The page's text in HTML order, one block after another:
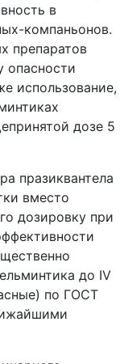
в
компаньонов.
препаратов
опасности
использование,
дозе 5
празиквантела
вместо
дозировку при
до IV
по ГОСТ